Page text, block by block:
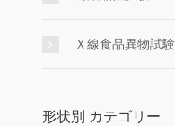
Ｘ線食品異物試験
形状別 カテゴリー